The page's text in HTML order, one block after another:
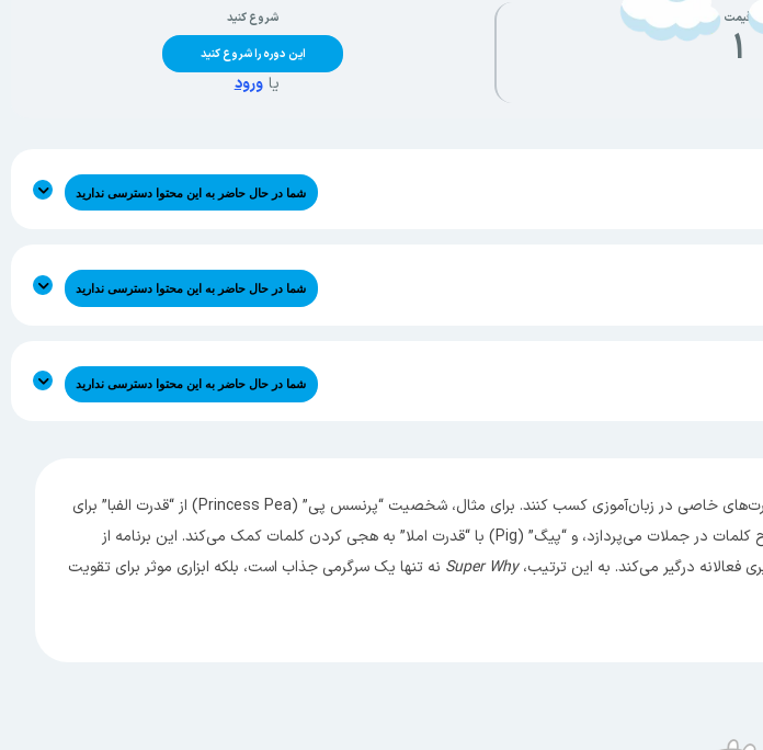
قیمت
۱
شروع کنید
این دوره را شروع کنید
یا ورود
شما در حال حاضر به این محتوا دسترسی ندارید
۰% کامل شد مراحل۰/۶۵
شما در حال حاضر به این محتوا دسترسی ندارید
۰% کامل شد مراحل۰/۱۱
شما در حال حاضر به این محتوا دسترسی ندارید
، هر یک از شخصیت‌ها دارای توانایی‌های ویژه‌ای هستند که به کودکان کمک می‌کند تا مهارت‌های خاصی در زبان‌آموزی کسب کنند. برای مثال، شخصیت “پرنسس پی” (Princess Pea) از “قدرت الفبا” برای
شناخت حروف استفاده می‌کند، “رید رایدینگ هود” (Red Riding Hood) با “قدرت کلمات” به تغییر و اصلاح کلمات در جملات می‌پردازد، و “پیگ” (Pig) با “قدرت املا” به هجی کردن کلمات کمک می‌کند. این برنامه از
فعالانه درگیر می‌کند. به این ترتیب،Super Why نه تنها یک سرگرمی جذاب است، بلکه ابزاری موثر برای تقویت